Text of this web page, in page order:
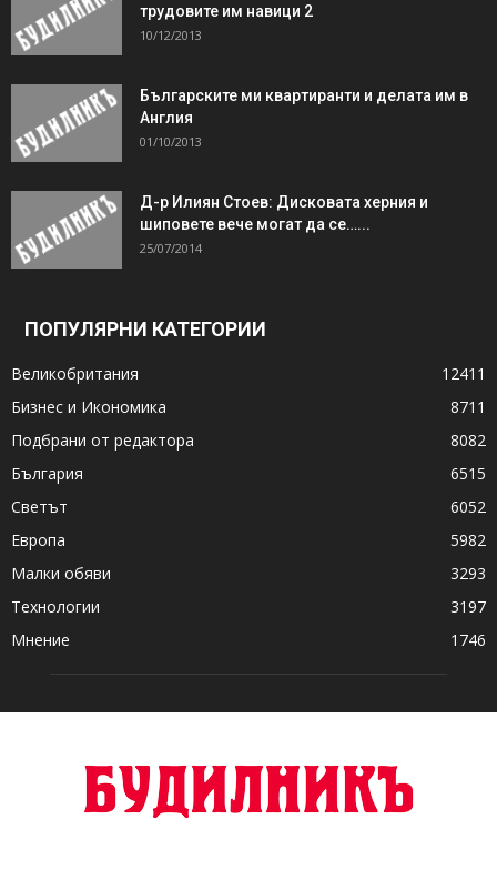
трудовите им навици 2
10/12/2013
Българските ми квартиранти и делата им в
Англия
01/10/2013
Д-р Илиян Стоев: Дисковата херния и
шиповете вече могат да се…...
25/07/2014
ПОПУЛЯРНИ КАТЕГОРИИ
Великобритания
12411
Бизнес и Икономика
8711
Подбрани от редактора
8082
България
6515
Светът
6052
Европа
5982
Малки обяви
3293
Технологии
3197
Мнение
1746